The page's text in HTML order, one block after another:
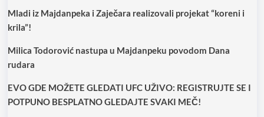
Mladi iz Majdanpeka i Zaječara realizovali projekat “koreni i
krila”!
Milica Todorović nastupa u Majdanpeku povodom Dana
rudara
EVO GDE MOŽETE GLEDATI UFC UŽIVO: REGISTRUJTE SE I
POTPUNO BESPLATNO GLEDAJTE SVAKI MEČ!